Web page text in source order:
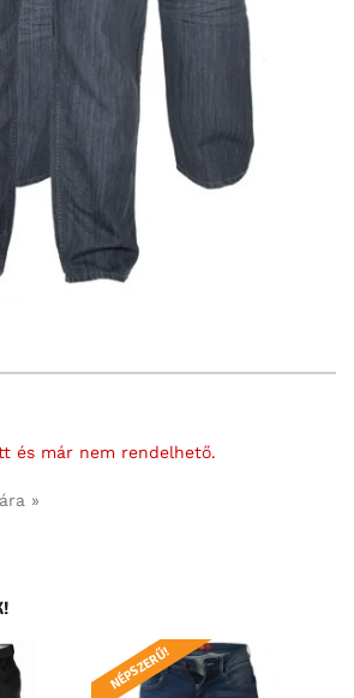
és már nem rendelhető.
»
NÉPSZERŰ!